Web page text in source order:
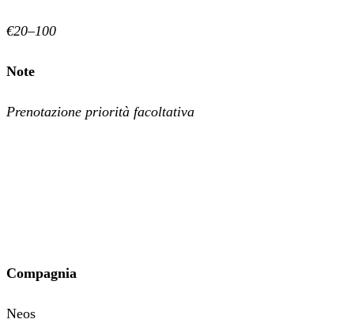
€20–100
Note
Prenotazione priorità facoltativa
Compagnia
Neos